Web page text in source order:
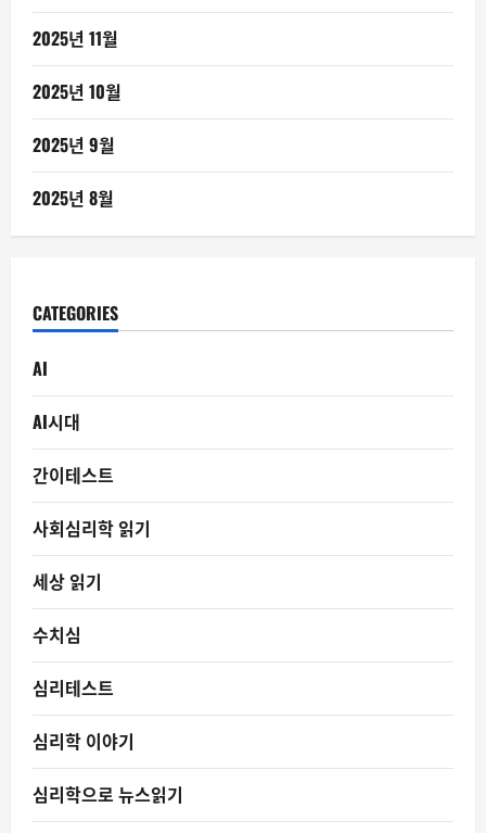
2025년 11월
2025년 10월
2025년 9월
2025년 8월
CATEGORIES
AI
AI시대
간이테스트
사회심리학 읽기
세상 읽기
수치심
심리테스트
심리학 이야기
심리학으로 뉴스읽기